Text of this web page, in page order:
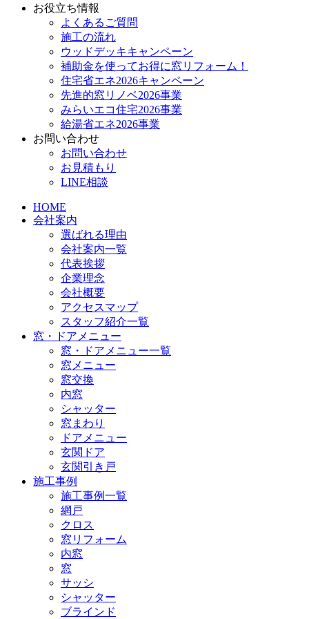
お役立ち情報
よくあるご質問
施工の流れ
ウッドデッキキャンペーン
補助金を使ってお得に窓リフォーム！
住宅省エネ2026キャンペーン
先進的窓リノベ2026事業
みらいエコ住宅2026事業
給湯省エネ2026事業
お問い合わせ
お問い合わせ
お見積もり
LINE相談
HOME
会社案内
選ばれる理由
会社案内一覧
代表挨拶
企業理念
会社概要
アクセスマップ
スタッフ紹介一覧
窓・ドアメニュー
窓・ドアメニュー一覧
窓メニュー
窓交換
内窓
シャッター
窓まわり
ドアメニュー
玄関ドア
玄関引き戸
施工事例
施工事例一覧
網戸
クロス
窓リフォーム
内窓
窓
サッシ
シャッター
ブラインド